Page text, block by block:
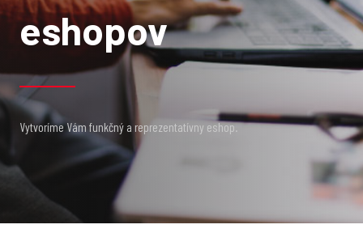
eshopov
Vytvoríme Vám funkčný a reprezentatívny eshop.